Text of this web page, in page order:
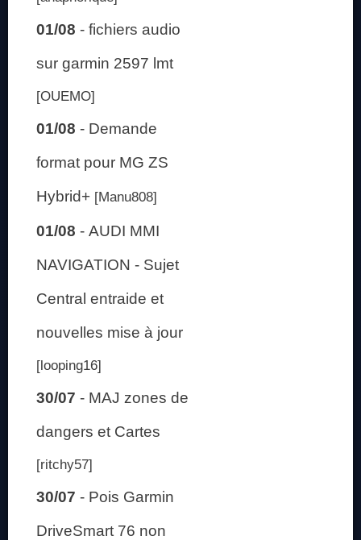
01/08 - fichiers audio
sur garmin 2597 lmt
[OUEMO]
01/08 - Demande
format pour MG ZS
Hybrid+ [Manu808]
01/08 - AUDI MMI
NAVIGATION - Sujet
Central entraide et
nouvelles mise à jour
[looping16]
30/07 - MAJ zones de
dangers et Cartes
[ritchy57]
30/07 - Pois Garmin
DriveSmart 76 non